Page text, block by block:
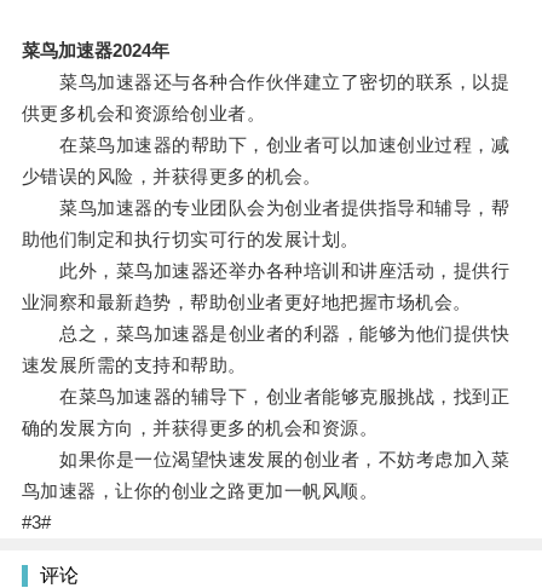
菜鸟加速器2024年
菜鸟加速器还与各种合作伙伴建立了密切的联系，以提
供更多机会和资源给创业者。
在菜鸟加速器的帮助下，创业者可以加速创业过程，减
少错误的风险，并获得更多的机会。
菜鸟加速器的专业团队会为创业者提供指导和辅导，帮
助他们制定和执行切实可行的发展计划。
此外，菜鸟加速器还举办各种培训和讲座活动，提供行
业洞察和最新趋势，帮助创业者更好地把握市场机会。
总之，菜鸟加速器是创业者的利器，能够为他们提供快
速发展所需的支持和帮助。
在菜鸟加速器的辅导下，创业者能够克服挑战，找到正
确的发展方向，并获得更多的机会和资源。
如果你是一位渴望快速发展的创业者，不妨考虑加入菜
鸟加速器，让你的创业之路更加一帆风顺。
#3#
评论